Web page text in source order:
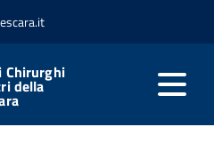
Chirurghi
della